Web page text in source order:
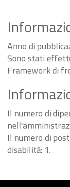
Anno di
Sono stati
Framework di
Il numero di
Il numero di
disabilità: 1.